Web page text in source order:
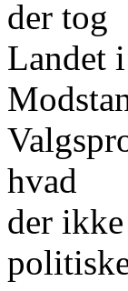
der tog
Landet
hvad
der